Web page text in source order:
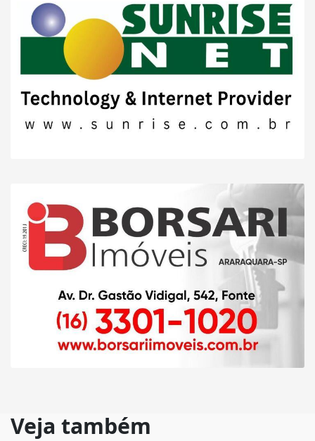
Veja também